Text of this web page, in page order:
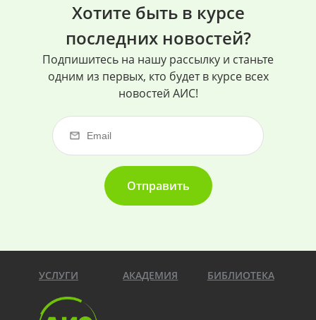
Хотите быть в курсе
последних новостей?
Подпишитесь на нашу рассылку и станьте
одним из первых, кто будет в курсе всех
новостей АИС!
Отправить
УСЛУГИ АКАДЕМИЯ БИБЛИОТЕКА